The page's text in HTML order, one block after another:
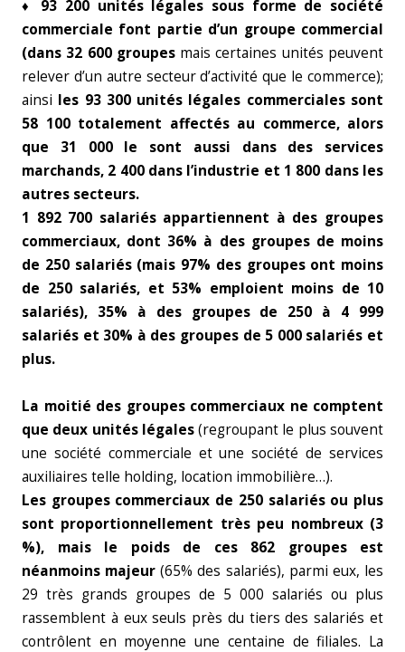
♦ 93 200 unités légales sous forme de société
commerciale font partie d’un groupe commercial
(dans 32 600 groupes mais certaines unités peuvent
relever d’un autre secteur d’activité que le commerce);
ainsi les 93 300 unités légales commerciales sont
58 100 totalement affectés au commerce, alors
que 31 000 le sont aussi dans des services
marchands, 2 400 dans l’industrie et 1 800 dans les
autres secteurs.
1 892 700 salariés appartiennent à des groupes
commerciaux, dont 36% à des groupes de moins
de 250 salariés (mais 97% des groupes ont moins
de 250 salariés, et 53% emploient moins de 10
salariés), 35% à des groupes de 250 à 4 999
salariés et 30% à des groupes de 5 000 salariés et
plus.
La moitié des groupes commerciaux ne comptent
que deux unités légales(regroupant le plus souvent
une société commerciale et une société de services
auxiliaires telle holding, location immobilière…).
Les groupes commerciaux de 250 salariés ou plus
sont proportionnellement très peu nombreux (3
%), mais le poids de ces 862 groupes est
néanmoins majeur (65% des salariés), parmi eux, les
29 très grands groupes de 5 000 salariés ou plus
rassemblent à eux seuls près du tiers des salariés et
contrôlent en moyenne une centaine de filiales. La